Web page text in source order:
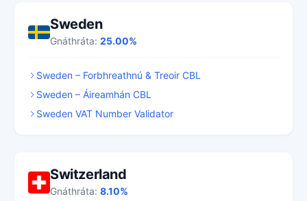
Sweden
Gnáthráta: 25.00%
Sweden – Forbhreathnú & Treoir CBL
Sweden – Áireamhán CBL
Sweden VAT Number Validator
Switzerland
Gnáthráta: 8.10%